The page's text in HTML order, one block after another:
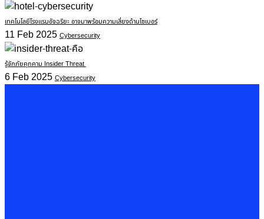
เทคโนโลยีโรงแรมอัจฉริยะ อาจมาพร้อมความเสี่ยงด้านไซเบอร์
11 Feb 2025 Cybersecurity
รู้จักภัยคุกคาม Insider Threat
6 Feb 2025 Cybersecurity